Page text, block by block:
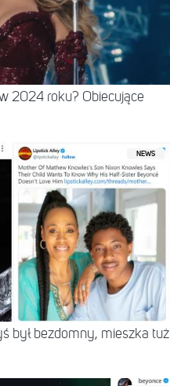
2024 roku? Obiecujące
NEWS
był bezdomny, mieszka tuż